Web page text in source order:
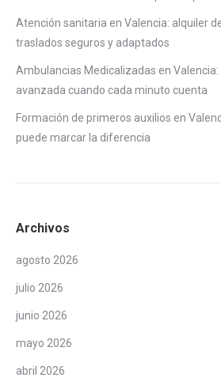
Atención sanitaria en Valencia: alquiler
traslados seguros y adaptados
Ambulancias Medicalizadas en
avanzada cuando cada minuto cuenta
Formación de primeros auxilios en
puede marcar la diferencia
Archivos
agosto 2026
julio 2026
junio 2026
mayo 2026
abril 2026